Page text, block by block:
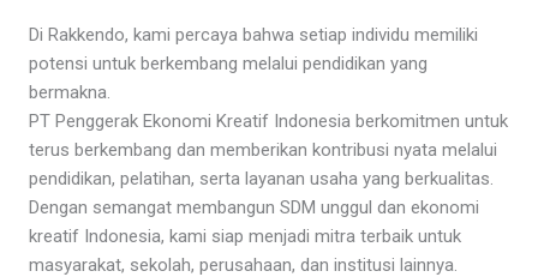
Di Rakkendo, kami percaya bahwa setiap individu memiliki
potensi untuk berkembang melalui pendidikan yang
bermakna.
PT Penggerak Ekonomi Kreatif Indonesia berkomitmen untuk
terus berkembang dan memberikan kontribusi nyata melalui
pendidikan, pelatihan, serta layanan usaha yang berkualitas.
Dengan semangat membangun SDM unggul dan ekonomi
kreatif Indonesia, kami siap menjadi mitra terbaik untuk
masyarakat, sekolah, perusahaan, dan institusi lainnya.